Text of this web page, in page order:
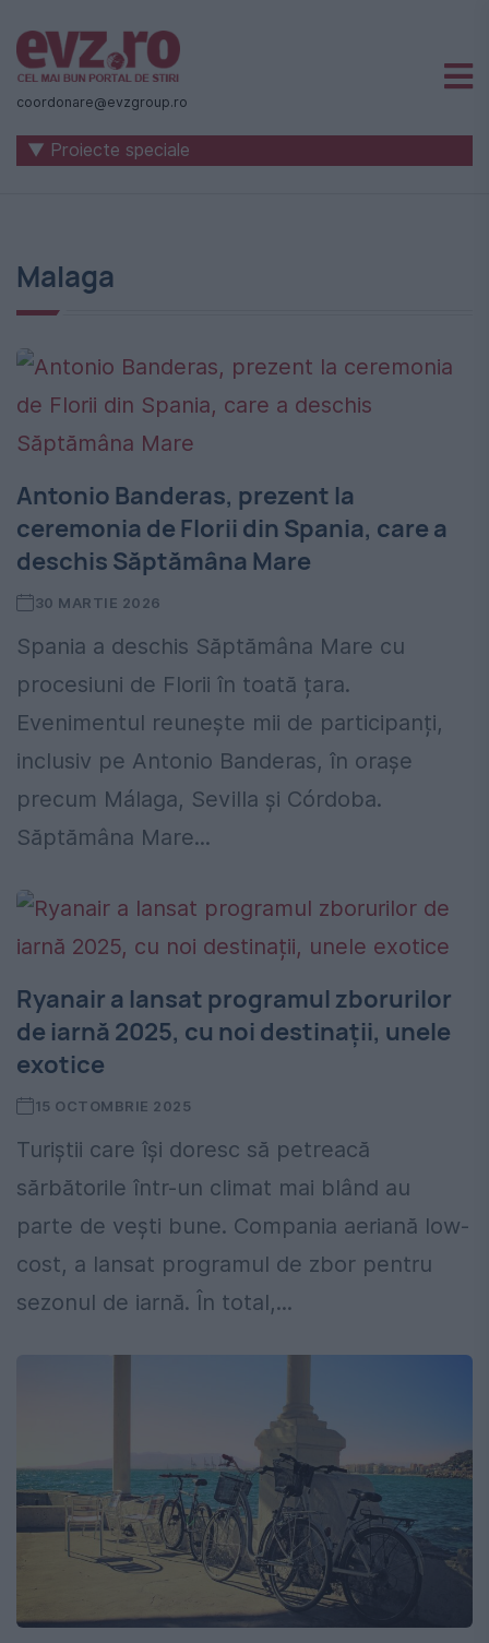
Știri
naționale
internaționale
-
Evenimentul
Zilei
coordonare@evzgroup.ro
▼ Proiecte speciale
Malaga
Antonio Banderas, prezent la
ceremonia de Florii din Spania, care a
deschis Săptămâna Mare
30 MARTIE 2026
Spania a deschis Săptămâna Mare cu
procesiuni de Florii în toată țara.
Evenimentul reunește mii de participanți,
inclusiv pe Antonio Banderas, în orașe
precum Málaga, Sevilla și Córdoba.
Săptămâna Mare...
Ryanair a lansat programul zborurilor
de iarnă 2025, cu noi destinații, unele
exotice
15 OCTOMBRIE 2025
Turiștii care își doresc să petreacă
sărbătorile într-un climat mai blând au
parte de vești bune. Compania aeriană low-
cost, a lansat programul de zbor pentru
sezonul de iarnă. În total,...